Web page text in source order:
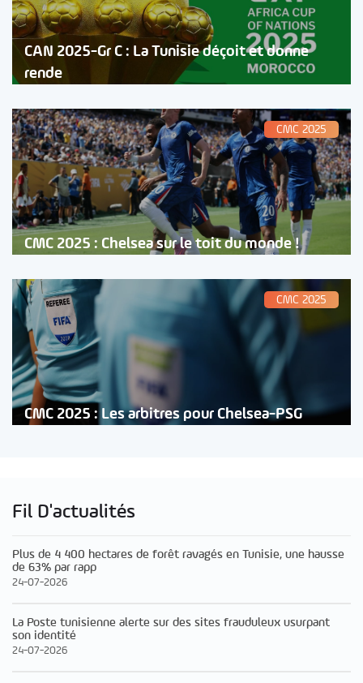
CAN 2025-Gr C : La Tunisie déçoit et donne
rende
CMC 2025
CMC 2025 : Chelsea sur le toit du monde !
CMC 2025
CMC 2025 : Les arbitres pour Chelsea-PSG
Fil D'actualités
Plus de 4 400 hectares de forêt ravagés en Tunisie, une hausse
de 63% par rapp
24-07-2026
La Poste tunisienne alerte sur des sites frauduleux usurpant
son identité
24-07-2026